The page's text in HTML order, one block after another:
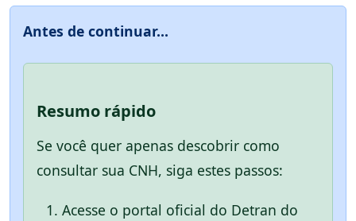
Antes de continuar...
Resumo rápido
Se você quer apenas descobrir como
consultar sua CNH, siga estes passos:
Acesse o portal oficial do Detran do